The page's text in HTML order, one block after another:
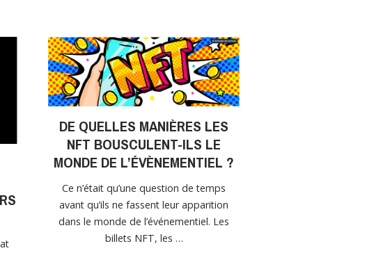
DE QUELLES MANIÈRES LES
NFT BOUSCULENT-ILS LE
MONDE DE L’ÉVÈNEMENTIEL ?
Ce n’était qu’une question de temps
avant qu’ils ne fassent leur apparition
dans le monde de l’événementiel. Les
billets NFT, les …